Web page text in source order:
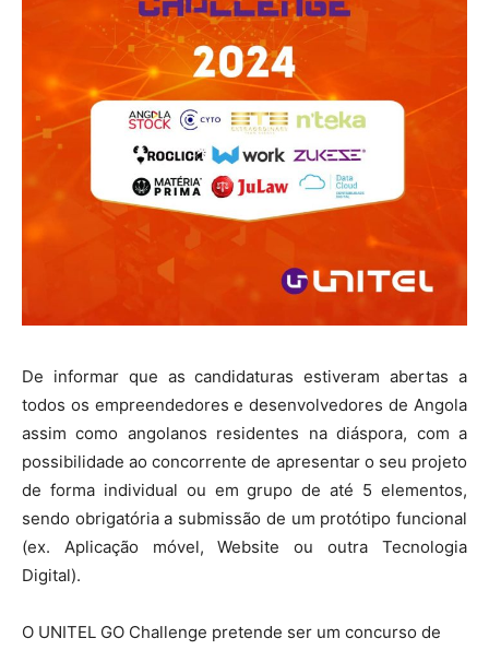
De informar que as candidaturas estiveram abertas a
todos os empreendedores e desenvolvedores de Angola
assim como angolanos residentes na diáspora, com a
possibilidade ao concorrente de apresentar o seu projeto
de forma individual ou em grupo de até 5 elementos,
sendo obrigatória a submissão de um protótipo funcional
(ex. Aplicação móvel, Website ou outra Tecnologia
Digital).
O UNITEL GO Challenge pretende ser um concurso de